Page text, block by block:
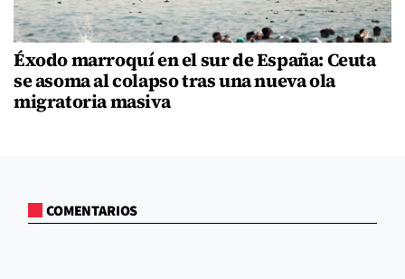
Éxodo marroquí en el sur de España: Ceuta
se asoma al colapso tras una nueva ola
migratoria masiva
COMENTARIOS